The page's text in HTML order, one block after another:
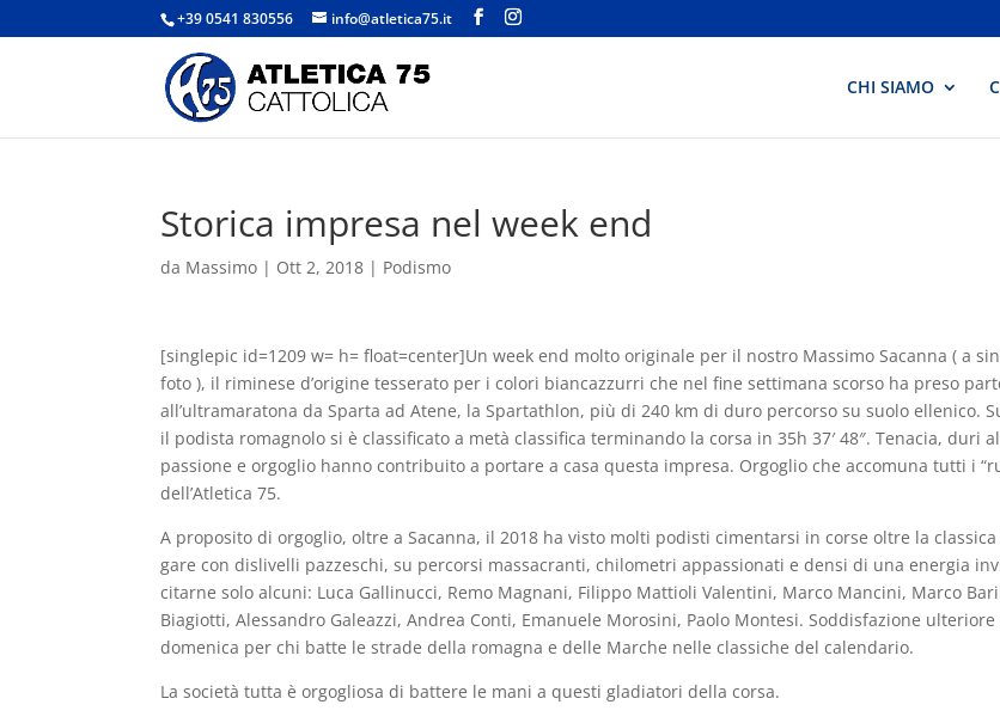
+39 0541 830556 info@atletica75.it
CHI SIAMO
Storica impresa nel week end
da Massimo | Ott 2, 2018 | Podismo
[singlepic id=1209 w= h= float=center]Un week end molto originale per il nostro Massimo Sacanna ( a
foto ), il riminese d’origine tesserato per i colori biancazzurri che nel fine settimana scorso ha preso
all’ultramaratona da Sparta ad Atene, la Spartathlon, più di 240 km di duro percorso su suolo ellenico.
il podista romagnolo si è classificato a metà classifica terminando la corsa in 35h 37′ 48″. Tenacia, duri
passione e orgoglio hanno contribuito a portare a casa questa impresa. Orgoglio che accomuna tutti i
dell’Atletica 75.
A proposito di orgoglio, oltre a Sacanna, il 2018 ha visto molti podisti cimentarsi in corse oltre la
gare con dislivelli pazzeschi, su percorsi massacranti, chilometri appassionati e densi di una energia
citarne solo alcuni: Luca Gallinucci, Remo Magnani, Filippo Mattioli Valentini, Marco Mancini, Marco
Biagiotti, Alessandro Galeazzi, Andrea Conti, Emanuele Morosini, Paolo Montesi. Soddisfazione ulteriore
domenica per chi batte le strade della romagna e delle Marche nelle classiche del calendario.
La società tutta è orgogliosa di battere le mani a questi gladiatori della corsa.